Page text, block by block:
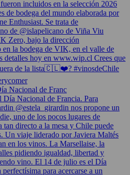
Nacional de Franc